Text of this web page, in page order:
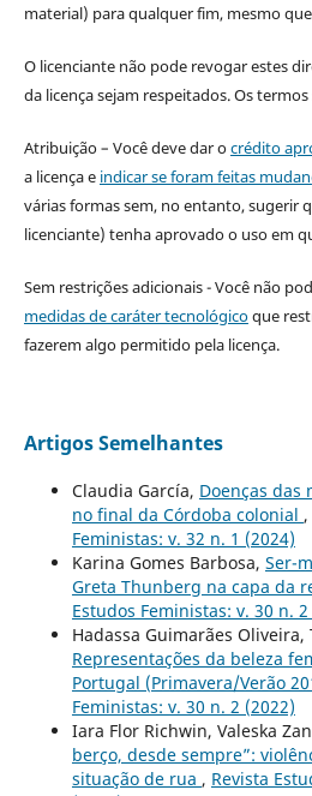
material) para qualquer fim, mesmo
O licenciante não pode revogar estes
da licença sejam respeitados. Os
Atribuição – Você deve dar ocrédito
a licença e indicar se foram feitas
várias formas sem, no entanto, sugerir
licenciante) tenha aprovado o uso em
Sem restrições adicionais - Você não
medidas de caráter tecnológicoque
fazerem algo permitido pela licença.
Artigos Semelhantes
Claudia García, Doenças das
no final da Córdoba colonial ,
Feministas: v. 32 n. 1 (2024)
Karina Gomes Barbosa, Ser-
Greta Thunberg na capa da
Estudos Feministas: v. 30 n. 2
Hadassa Guimarães Oliveira,
Representações da beleza
Portugal (Primavera/Verão
Feministas: v. 30 n. 2 (2022)
Iara Flor Richwin, Valeska
berço, desde sempre”:
situação de rua , Revista